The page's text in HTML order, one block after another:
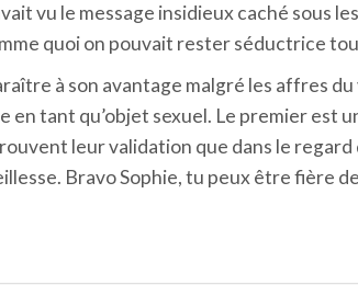
vu le message insidieux caché sous
quoi on pouvait rester séductrice
à son avantage malgré les affres
tant qu’objet sexuel. Le premier est
leur validation que dans le
Bravo Sophie, tu peux être fière